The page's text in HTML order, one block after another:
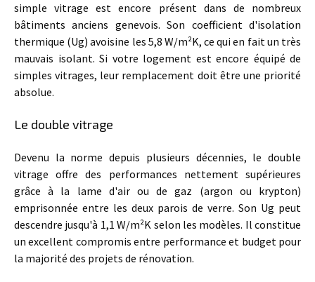
simple vitrage est encore présent dans de nombreux
bâtiments anciens genevois. Son coefficient d'isolation
thermique (Ug) avoisine les 5,8 W/m²K, ce qui en fait un très
mauvais isolant. Si votre logement est encore équipé de
simples vitrages, leur remplacement doit être une priorité
absolue.
Le double vitrage
Devenu la norme depuis plusieurs décennies, le double
vitrage offre des performances nettement supérieures
grâce à la lame d'air ou de gaz (argon ou krypton)
emprisonnée entre les deux parois de verre. Son Ug peut
descendre jusqu'à 1,1 W/m²K selon les modèles. Il constitue
un excellent compromis entre performance et budget pour
la majorité des projets de rénovation.